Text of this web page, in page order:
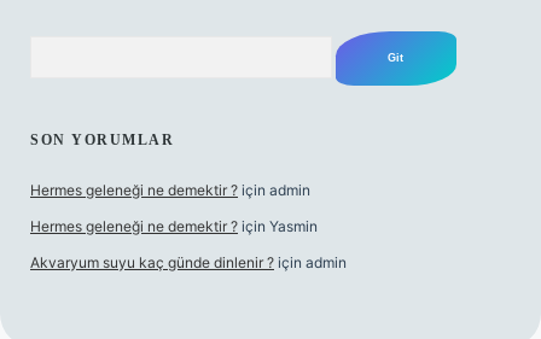
SON YORUMLAR
Hermes geleneği ne demektir ? için admin
Hermes geleneği ne demektir ? için Yasmin
Akvaryum suyu kaç günde dinlenir ? için admin